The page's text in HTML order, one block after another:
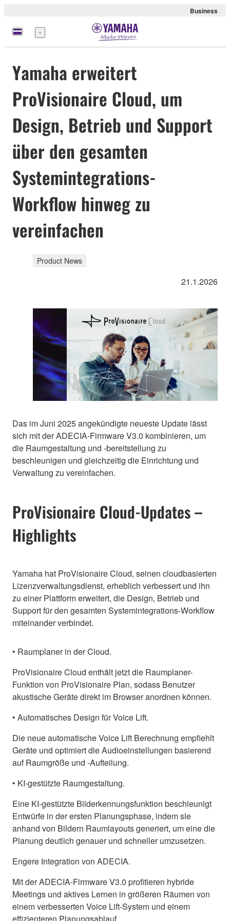
Business
Menü
Yamaha erweitert
ProVisionaire Cloud, um
Design, Betrieb und Support
über den gesamten
Systemintegrations-
Workflow hinweg zu
vereinfachen
Product News
21.1.2026
Das im Juni 2025 angekündigte neueste Update lässt
sich mit der ADECIA-Firmware V3.0 kombinieren, um
die Raumgestaltung und -bereitstellung zu
beschleunigen und gleichzeitig die Einrichtung und
Verwaltung zu vereinfachen.
ProVisionaire Cloud-Updates –
Highlights
Yamaha hat ProVisionaire Cloud, seinen cloudbasierten
Lizenzverwaltungsdienst, erheblich verbessert und ihn
zu einer Plattform erweitert, die Design, Betrieb und
Support für den gesamten Systemintegrations-Workflow
miteinander verbindet.
• Raumplaner in der Cloud.
ProVisionaire Cloud enthält jetzt die Raumplaner-
Funktion von ProVisionaire Plan, sodass Benutzer
akustische Geräte direkt im Browser anordnen können.
• Automatisches Design für Voice Lift.
Die neue automatische Voice Lift Berechnung empfiehlt
Geräte und optimiert die Audioeinstellungen basierend
auf Raumgröße und -Aufteilung.
• KI-gestützte Raumgestaltung.
Eine KI-gestützte Bilderkennungsfunktion beschleunigt
Entwürfe in der ersten Planungsphase, indem sie
anhand von Bildern Raumlayouts generiert, um eine die
Planung deutlich genauer und schneller umzusetzen.
Engere Integration von ADECIA.
Mit der ADECIA-Firmware V3.0 profitieren hybride
Meetings und aktives Lernen in größeren Räumen von
einem verbesserten Voice Lift-System und einem
effizienteren Planungsablauf.